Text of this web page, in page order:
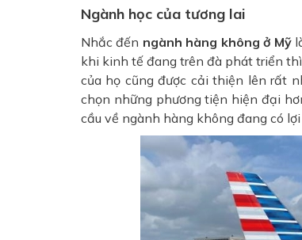
Ngành học của tương lai
Nhắc đến ngành hàng không ở Mỹ
khi kinh tế đang trên đà phát triển
của họ cũng được cải thiện lên rất
chọn những phương tiện hiện đại
cầu về ngành hàng không đang có